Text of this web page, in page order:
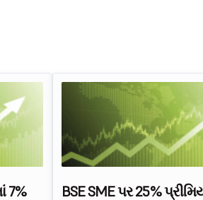
7%
BSE SME પર 25%